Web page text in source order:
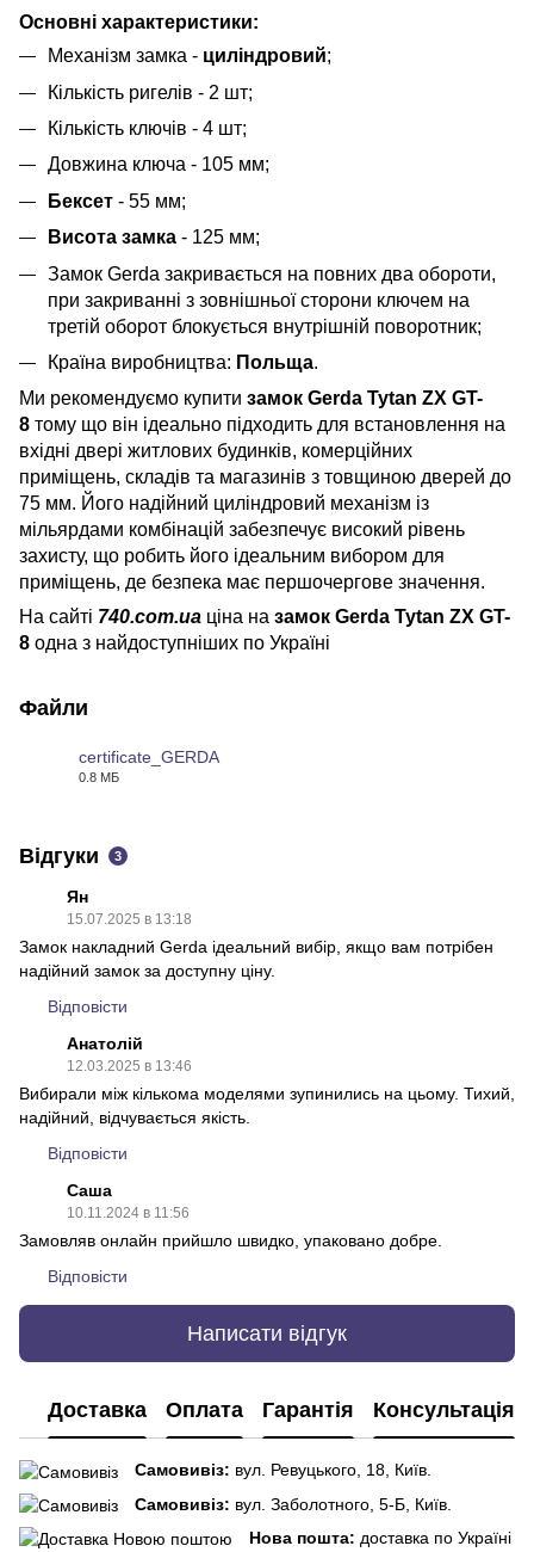
Основні характеристики:
Механізм замка - циліндровий;
Кількість ригелів - 2 шт;
Кількість ключів - 4 шт;
Довжина ключа - 105 мм;
Бексет - 55 мм;
Висота замка - 125 мм;
Замок Gerda закривається на повних два обороти,
при закриванні з зовнішньої сторони ключем на
третій оборот блокується внутрішній поворотник;
Країна виробництва: Польща.
Ми рекомендуємо купити замок Gerda Tytan ZX GT-
8 тому що він ідеально підходить для встановлення на
вхідні двері житлових будинків, комерційних
приміщень, складів та магазинів з товщиною дверей до
75 мм. Його надійний циліндровий механізм із
мільярдами комбінацій забезпечує високий рівень
захисту, що робить його ідеальним вибором для
приміщень, де безпека має першочергове значення.
На сайті 740.com.ua ціна на замок Gerda Tytan ZX GT-
8​​​​​​​ одна з найдоступніших по Україні
Файли
certificate_GERDA
0.8 МБ
Відгуки 3
Ян
15.07.2025 в 13:18
Замок накладний Gerda ідеальний вибір, якщо вам потрібен
надійний замок за доступну ціну.
Відповісти
Анатолій
12.03.2025 в 13:46
Вибирали між кількома моделями зупинились на цьому. Тихий,
надійний, відчувається якість.
Відповісти
Саша
10.11.2024 в 11:56
Замовляв онлайн прийшло швидко, упаковано добре.
Відповісти
Написати відгук
Доставка Оплата Гарантія Консультація
Самовивіз: вул. Ревуцького, 18, Київ.
Самовивіз: вул. Заболотного, 5-Б, Київ.
Нова пошта: доставка по Україні